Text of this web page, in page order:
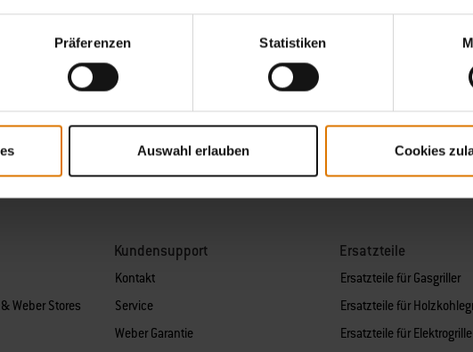
Präferenzen Statistiken
Auswahl erlauben Cookies
Österreich GmbH und Weber-Stephen Deutschland GmbH ein,
per E-Mail zuzusenden und meine Interaktion mit
widerrufen, indem du auf
klickst oder
Weber Stores
Kundensupport
Kontakt
Service
Weber Garantie
Ersatzteile
Ersatzteile für Gasgriller
Ersatzteile für
Ersatzteile für